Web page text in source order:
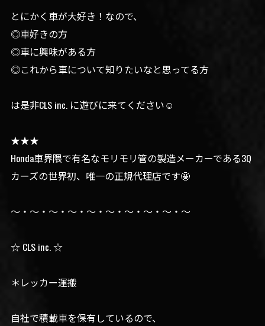
とにかく車が大好き！なので、
◎車好きの方
◎車に興味がある方
◎これから車について知りたいなと思ってる方
は是非CLS inc. に遊びに来てください☺️
★★★
Honda車界隈で有名なモリモリ管の製造メーカーである3Q
カーズの世界初、唯一の正規代理店です🤩
〜・〜・〜・〜・〜・〜・〜・〜・〜・〜
☆ CLS inc. ☆
＊レッカー運搬
自社で積載車を保有しているので、